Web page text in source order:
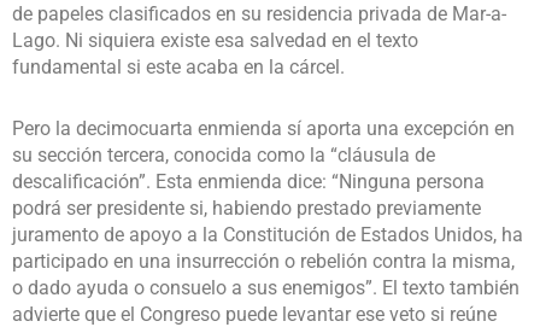
de papeles clasificados en su residencia privada de Mar-a-
Lago. Ni siquiera existe esa salvedad en el texto
fundamental si este acaba en la cárcel.
Pero la decimocuarta enmienda sí aporta una excepción en
su sección tercera, conocida como la “cláusula de
descalificación”. Esta enmienda dice: “Ninguna persona
podrá ser presidente si, habiendo prestado previamente
juramento de apoyo a la Constitución de Estados Unidos, ha
participado en una insurrección o rebelión contra la misma,
o dado ayuda o consuelo a sus enemigos”. El texto también
advierte que el Congreso puede levantar ese veto si reúne